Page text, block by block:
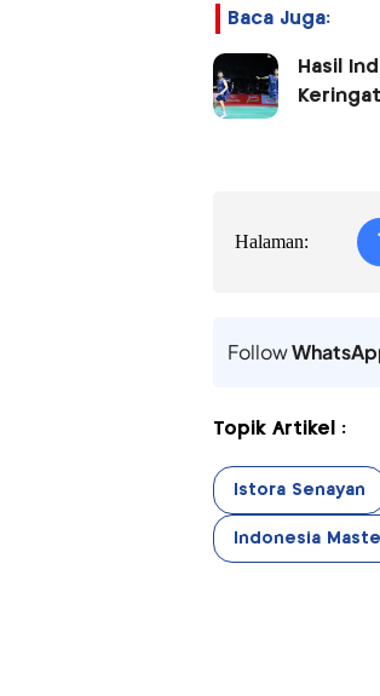
Baca Juga:
Hasil
Halaman: 1
Follow
Topik Artikel :
Istora Senayan
Indonesia